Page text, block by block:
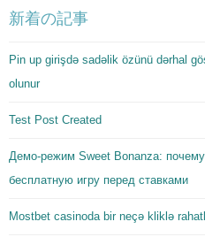
新着の記事
Pin up girişdə sadəlik özünü dərhal
olunur
Test Post Created
Демо-режим Sweet Bonanza:
бесплатную игру перед ставками
Mostbet casinoda bir neçə kliklə